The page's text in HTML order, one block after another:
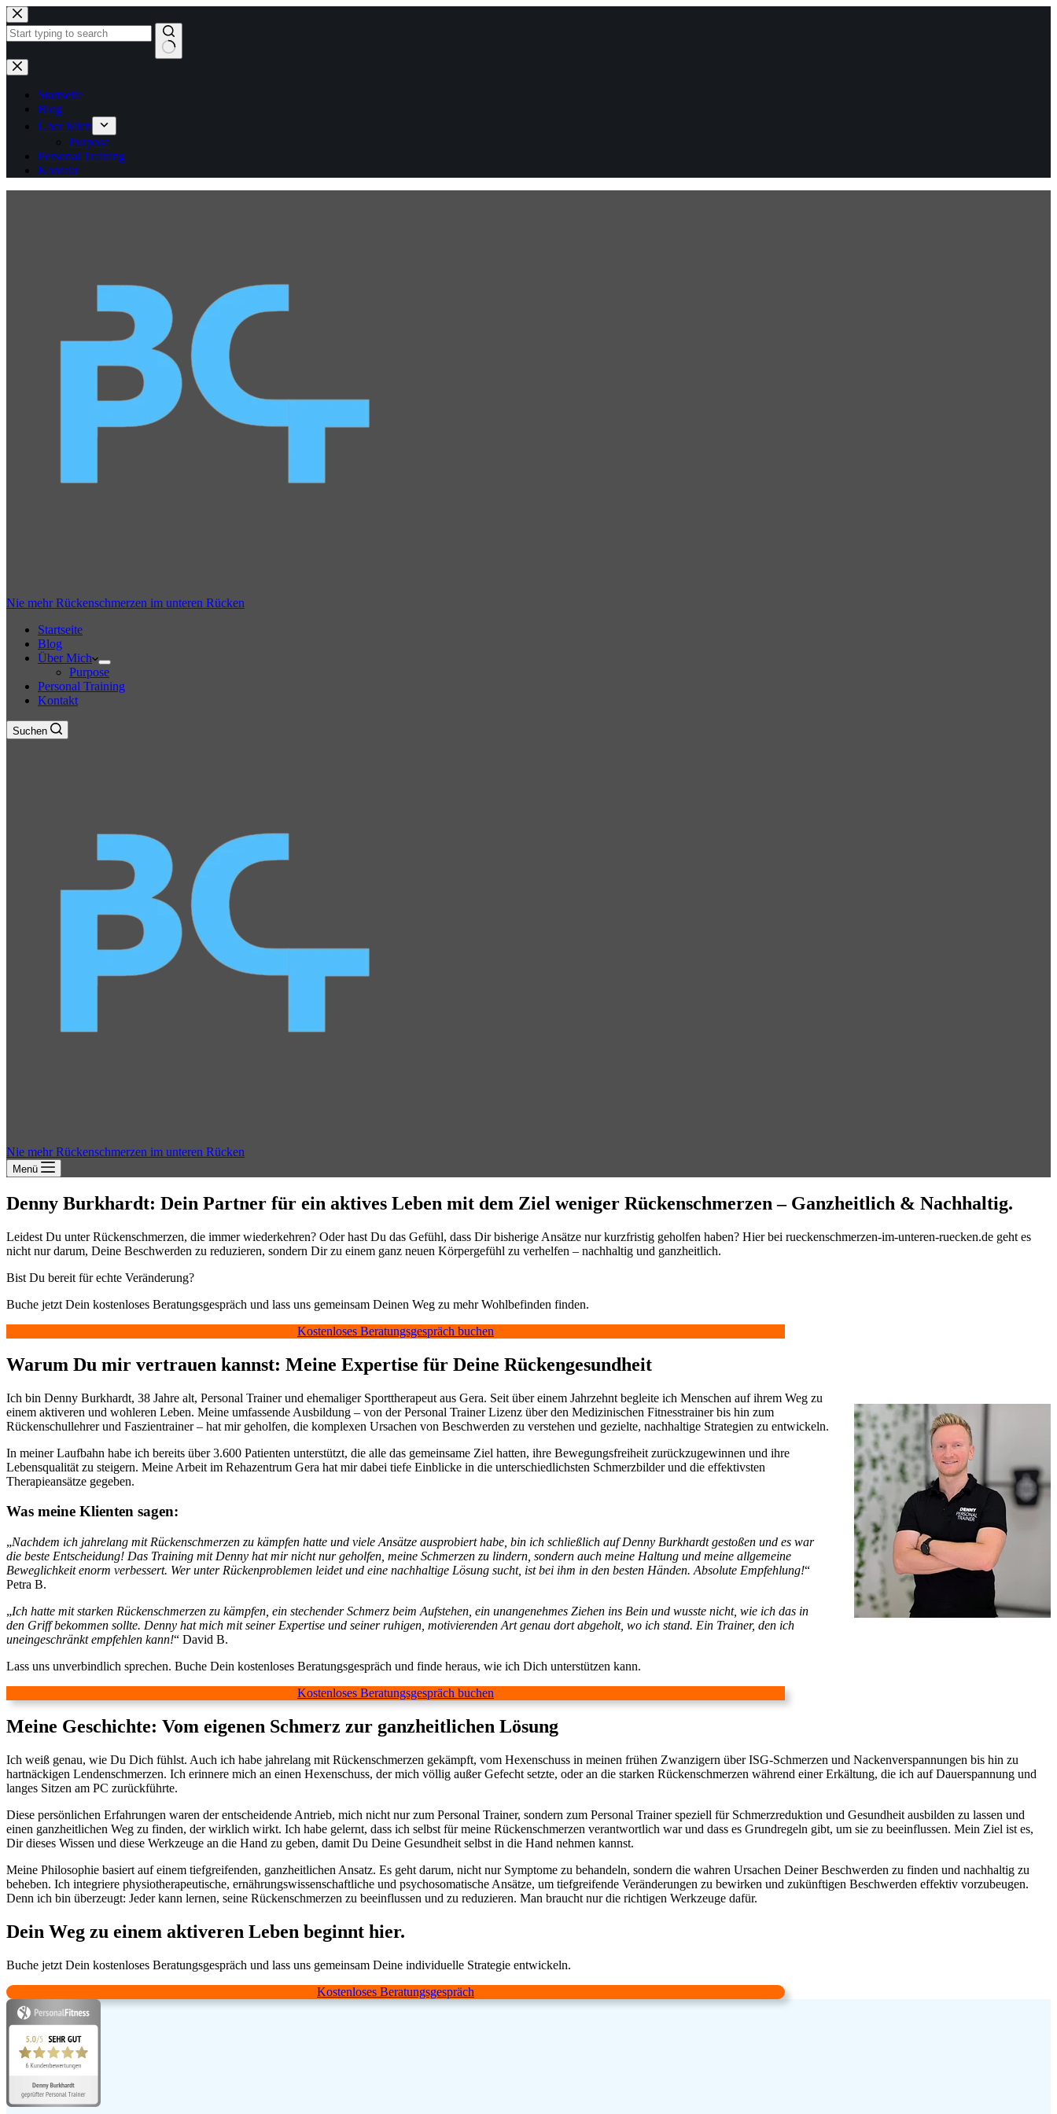
Zum
Inhalt
springen
Keine
Ergebnisse
Startseite
Blog
Über Mich
Purpose
Personal Training
Kontakt
Nie mehr Rückenschmerzen im unteren Rücken
Startseite
Blog
Über Mich
Purpose
Personal Training
Kontakt
Suchen
Nie mehr Rückenschmerzen im unteren Rücken
Menü
Denny Burkhardt: Dein Partner für ein aktives Leben mit dem Ziel weniger Rückenschmerzen – Ganzheitlich & Nachhaltig.
Leidest Du unter Rückenschmerzen, die immer wiederkehren? Oder hast Du das Gefühl, dass Dir bisherige Ansätze nur kurzfristig geholfen haben? Hier bei rueckenschmerzen-im-unteren-ruecken.de geht es
nicht nur darum, Deine Beschwerden zu reduzieren, sondern Dir zu einem ganz neuen Körpergefühl zu verhelfen – nachhaltig und ganzheitlich.
Bist Du bereit für echte Veränderung?
Buche jetzt Dein kostenloses Beratungsgespräch und lass uns gemeinsam Deinen Weg zu mehr Wohlbefinden finden.
Kostenloses Beratungsgespräch buchen
Warum Du mir vertrauen kannst: Meine Expertise für Deine Rückengesundheit
Ich bin Denny Burkhardt, 38 Jahre alt, Personal Trainer und ehemaliger Sporttherapeut aus Gera. Seit über einem Jahrzehnt begleite ich Menschen auf ihrem Weg zu
einem aktiveren und wohleren Leben. Meine umfassende Ausbildung – von der Personal Trainer Lizenz über den Medizinischen Fitnesstrainer bis hin zum
Rückenschullehrer und Faszientrainer – hat mir geholfen, die komplexen Ursachen von Beschwerden zu verstehen und gezielte, nachhaltige Strategien zu entwickeln.
In meiner Laufbahn habe ich bereits über 3.600 Patienten unterstützt, die alle das gemeinsame Ziel hatten, ihre Bewegungsfreiheit zurückzugewinnen und ihre
Lebensqualität zu steigern. Meine Arbeit im Rehazentrum Gera hat mir dabei tiefe Einblicke in die unterschiedlichsten Schmerzbilder und die effektivsten
Therapieansätze gegeben.
Was meine Klienten sagen:
„Nachdem ich jahrelang mit Rückenschmerzen zu kämpfen hatte und viele Ansätze ausprobiert habe, bin ich schließlich auf Denny Burkhardt gestoßen und es war
die beste Entscheidung! Das Training mit Denny hat mir nicht nur geholfen, meine Schmerzen zu lindern, sondern auch meine Haltung und meine allgemeine
Beweglichkeit enorm verbessert. Wer unter Rückenproblemen leidet und eine nachhaltige Lösung sucht, ist bei ihm in den besten Händen. Absolute Empfehlung!“
Petra B.
„Ich hatte mit starken Rückenschmerzen zu kämpfen, ein stechender Schmerz beim Aufstehen, ein unangenehmes Ziehen ins Bein und wusste nicht, wie ich das in
den Griff bekommen sollte. Denny hat mich mit seiner Expertise und seiner ruhigen, motivierenden Art genau dort abgeholt, wo ich stand. Ein Trainer, den ich
uneingeschränkt empfehlen kann!“ David B.
Lass uns unverbindlich sprechen. Buche Dein kostenloses Beratungsgespräch und finde heraus, wie ich Dich unterstützen kann.
Kostenloses Beratungsgespräch buchen
Meine Geschichte: Vom eigenen Schmerz zur ganzheitlichen Lösung
Ich weiß genau, wie Du Dich fühlst. Auch ich habe jahrelang mit Rückenschmerzen gekämpft, vom Hexenschuss in meinen frühen Zwanzigern über ISG-Schmerzen und Nackenverspannungen bis hin zu
hartnäckigen Lendenschmerzen. Ich erinnere mich an einen Hexenschuss, der mich völlig außer Gefecht setzte, oder an die starken Rückenschmerzen während einer Erkältung, die ich auf Dauerspannung und
langes Sitzen am PC zurückführte.
Diese persönlichen Erfahrungen waren der entscheidende Antrieb, mich nicht nur zum Personal Trainer, sondern zum Personal Trainer speziell für Schmerzreduktion und Gesundheit ausbilden zu lassen und
einen ganzheitlichen Weg zu finden, der wirklich wirkt. Ich habe gelernt, dass ich selbst für meine Rückenschmerzen verantwortlich war und dass es Grundregeln gibt, um sie zu beeinflussen. Mein Ziel ist es,
Dir dieses Wissen und diese Werkzeuge an die Hand zu geben, damit Du Deine Gesundheit selbst in die Hand nehmen kannst.
Meine Philosophie basiert auf einem tiefgreifenden, ganzheitlichen Ansatz. Es geht darum, nicht nur Symptome zu behandeln, sondern die wahren Ursachen Deiner Beschwerden zu finden und nachhaltig zu
beheben. Ich integriere physiotherapeutische, ernährungswissenschaftliche und psychosomatische Ansätze, um tiefgreifende Veränderungen zu bewirken und zukünftigen Beschwerden effektiv vorzubeugen.
Denn ich bin überzeugt: Jeder kann lernen, seine Rückenschmerzen zu beeinflussen und zu reduzieren. Man braucht nur die richtigen Werkzeuge dafür.
Dein Weg zu einem aktiveren Leben beginnt hier.
Buche jetzt Dein kostenloses Beratungsgespräch und lass uns gemeinsam Deine individuelle Strategie entwickeln.
Kostenloses Beratungsgespräch